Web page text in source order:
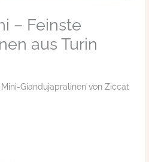
– Feinste
aus Turin
Giandujapralinen von Ziccat